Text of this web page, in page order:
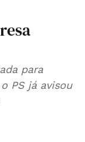
para
PS já avisou